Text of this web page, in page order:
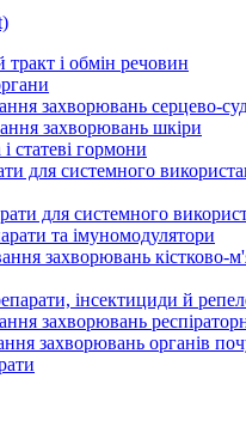
і обмін речовин
захворювань серцево-
захворювань шкіри
статеві гормони
для системного
для системного
та імуномодулятори
захворювань кістково-
інсектициди й
захворювань
захворювань органів